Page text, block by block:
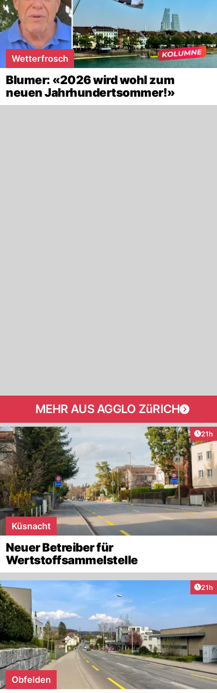
Wetterfrosch
Blumer: «2026 wird wohl zum
neuen Jahrhundertsommer!»
MEHR AUS AGGLO ZüRICH
21h
Küsnacht
Neuer Betreiber für
Wertstoffsammelstelle
21h
Obfelden